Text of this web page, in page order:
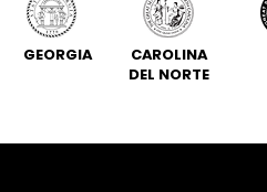
GEORGIA
CAROLINA
DEL NORTE